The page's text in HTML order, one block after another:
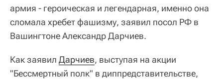
армия - героическая и легендарная, именно она
сломала хребет фашизму, заявил посол РФ в
Вашингтоне Александр Дарчиев.
Как заявил Дарчиев, выступая на акции
"Бессмертный полк" в диппредставительстве,